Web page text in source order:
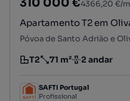
310 000 €4366,20 €/
Apartamento T2 em
Póvoa de Santo Adrião e
Tipologia
T2
Preço por metro quadrado
71 m²
Andar 2 andar
SAFTI Portugal
Profissional